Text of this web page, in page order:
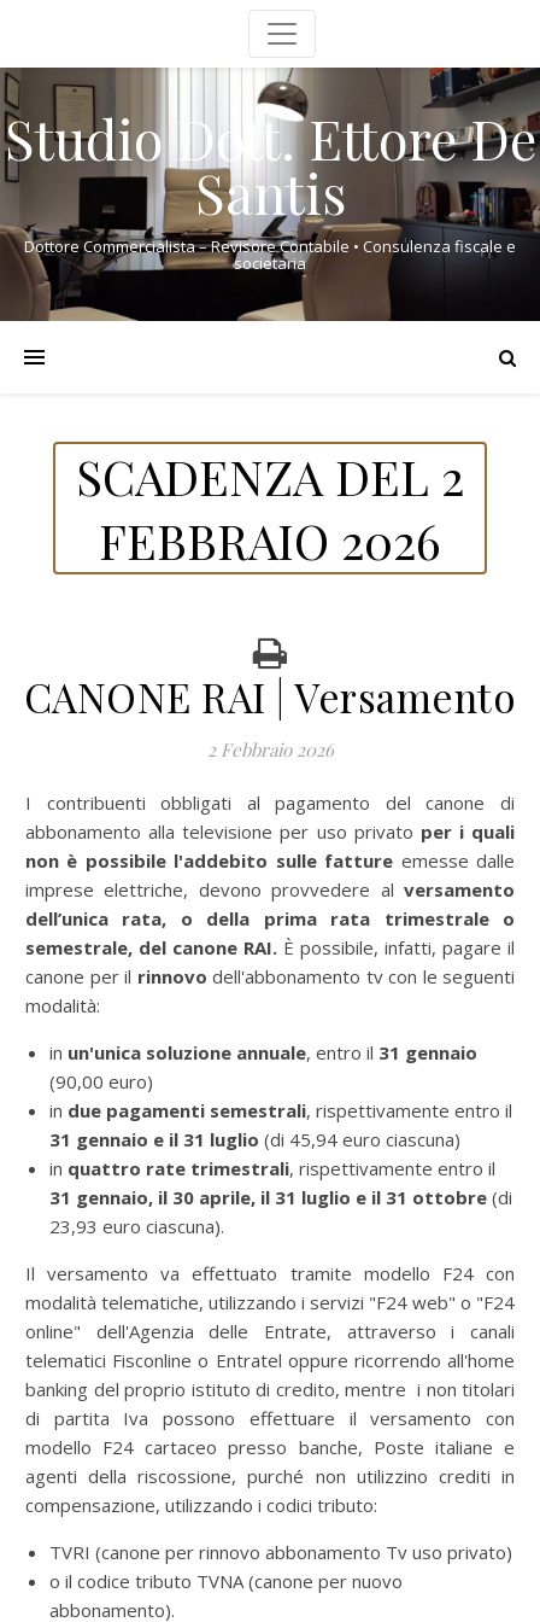
Studio Dott. Ettore De
Santis
Dottore Commercialista – Revisore Contabile • Consulenza fiscale e
societaria
SCADENZA DEL 2
FEBBRAIO 2026
CANONE RAI | Versamento
2 Febbraio 2026
I contribuenti obbligati al pagamento del canone di
abbonamento alla televisione per uso privato per i quali
non è possibile l'addebito sulle fatture emesse dalle
imprese elettriche, devono provvedere al versamento
dell’unica rata, o della prima rata trimestrale o
semestrale, del canone RAI. È possibile, infatti, pagare il
canone per il rinnovo dell'abbonamento tv con le seguenti
modalità:
in un'unica soluzione annuale, entro il 31 gennaio
(90,00 euro)
in due pagamenti semestrali, rispettivamente entro il
31 gennaio e il 31 luglio (di 45,94 euro ciascuna)
in quattro rate trimestrali, rispettivamente entro il
31 gennaio, il 30 aprile, il 31 luglio e il 31 ottobre (di
23,93 euro ciascuna).
Il versamento va effettuato tramite modello F24 con
modalità telematiche, utilizzando i servizi "F24 web" o "F24
online" dell'Agenzia delle Entrate, attraverso i canali
telematici Fisconline o Entratel oppure ricorrendo all'home
banking del proprio istituto di credito, mentre i non titolari
di partita Iva possono effettuare il versamento con
modello F24 cartaceo presso banche, Poste italiane e
agenti della riscossione, purché non utilizzino crediti in
compensazione, utilizzando i codici tributo:
TVRI (canone per rinnovo abbonamento Tv uso privato)
o il codice tributo TVNA (canone per nuovo
abbonamento).